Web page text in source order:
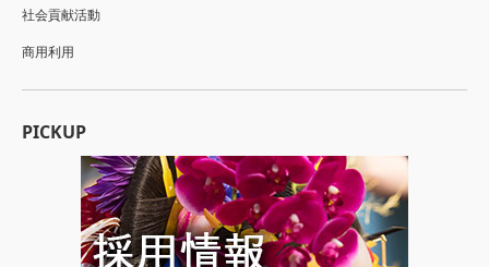
社会貢献活動
商用利用
PICKUP